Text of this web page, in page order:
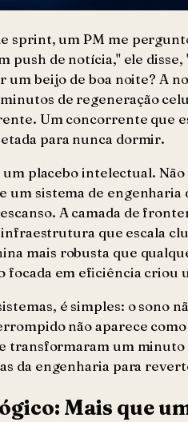
sprint, um PM me
push de notícia," ele
um beijo de boa noite? A
de regeneração
Um concorrente que
para nunca dormir.
placebo intelectual.
um sistema de
A camada de
infraestrutura que escala
mais robusta que
focada em eficiência
é simples: o sono
não aparece
transformaram um
da engenharia para
Mais que